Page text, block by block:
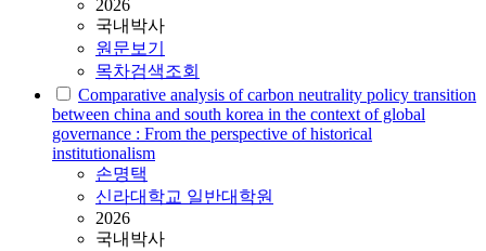
2026
국내박사
원문보기
목차검색조회
Comparative analysis of carbon neutrality policy transition
between china and south korea in the context of global
governance : From the perspective of historical
institutionalism
손명택
신라대학교 일반대학원
2026
국내박사